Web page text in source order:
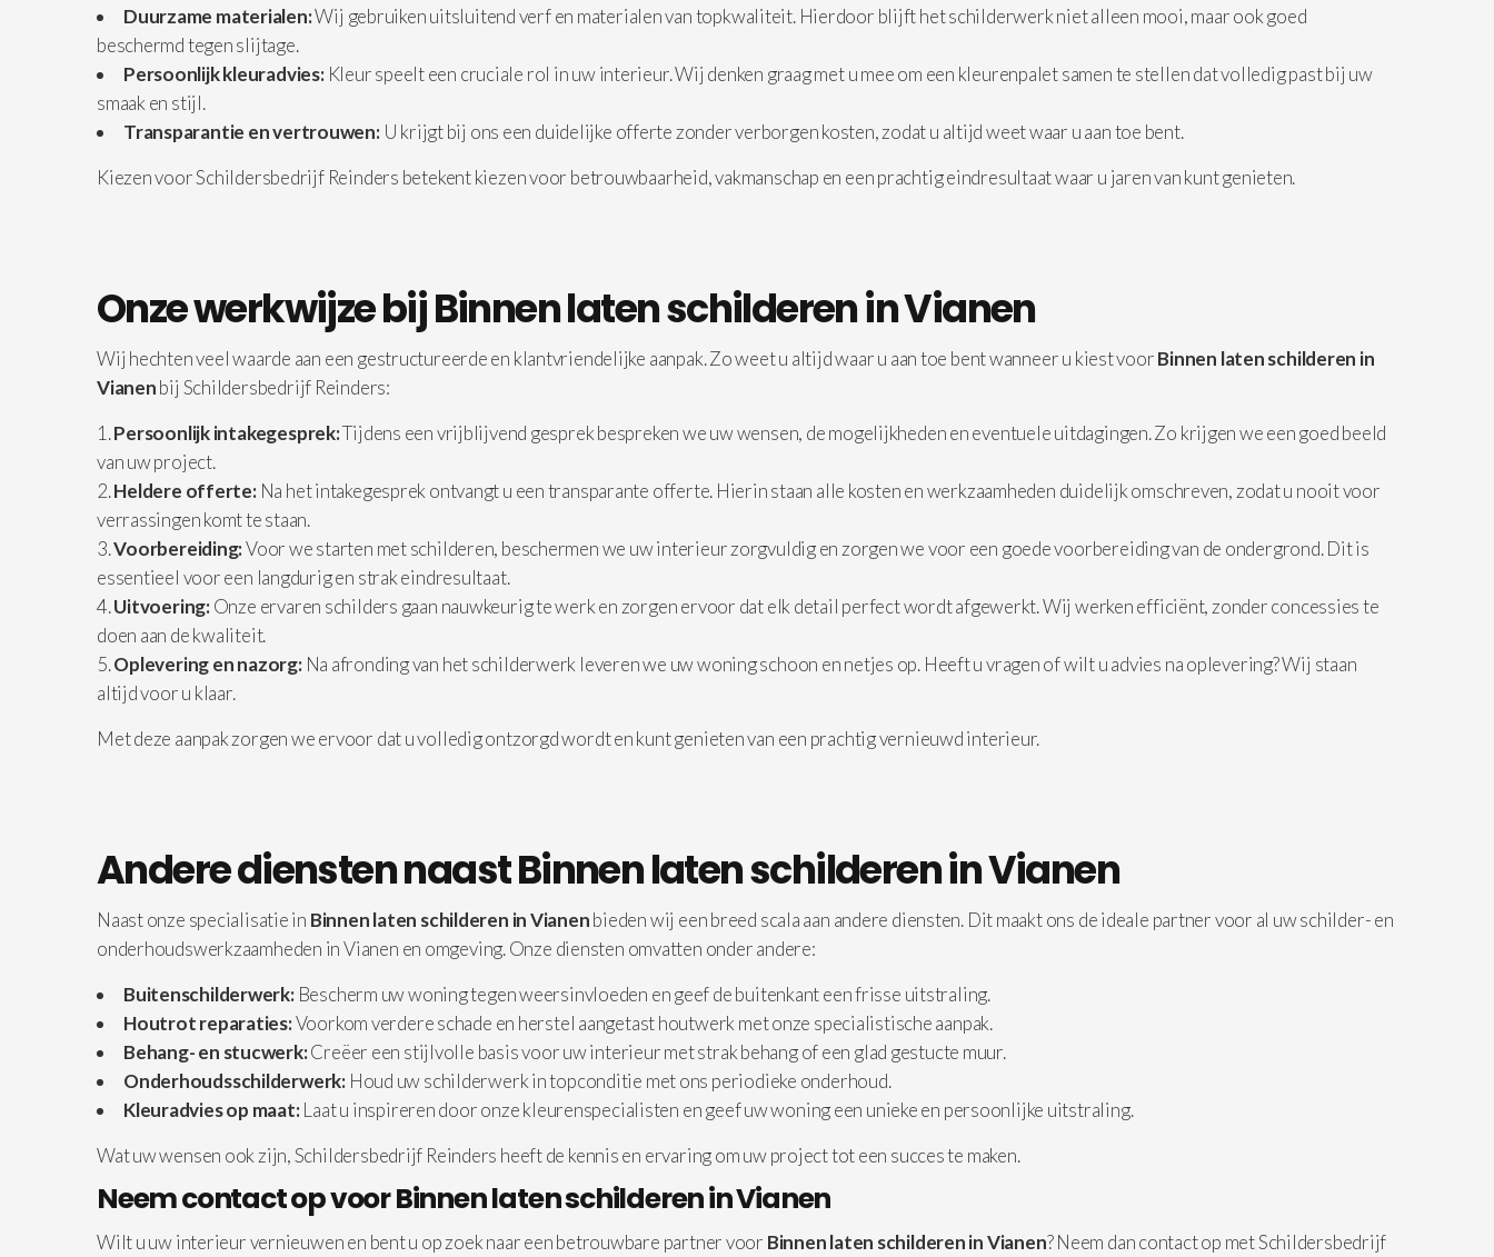
Duurzame materialen:Wij gebruiken uitsluitend verf en materialen van topkwaliteit. Hierdoor blijft het schilderwerk niet alleen mooi, maar ook goed
beschermd tegen slijtage.
Persoonlijk kleuradvies:Kleur speelt een cruciale rol in uw interieur. Wij denken graag met u mee om een kleurenpalet samen te stellen dat volledig past bij uw
smaak en stijl.
Transparantie en vertrouwen:U krijgt bij ons een duidelijke offerte zonder verborgen kosten, zodat u altijd weet waar u aan toe bent.
Kiezen voor Schildersbedrijf Reinders betekent kiezen voor betrouwbaarheid, vakmanschap en een prachtig eindresultaat waar u jaren van kunt genieten.
Onze werkwijze bij Binnen laten schilderen in Vianen
Wij hechten veel waarde aan een gestructureerde en klantvriendelijke aanpak. Zo weet u altijd waar u aan toe bent wanneer u kiest voorBinnen laten schilderen in
Vianenbij Schildersbedrijf Reinders:
Persoonlijk intakegesprek:Tijdens een vrijblijvend gesprek bespreken we uw wensen, de mogelijkheden en eventuele uitdagingen. Zo krijgen we een goed beeld
van uw project.
Heldere offerte:Na het intakegesprek ontvangt u een transparante offerte. Hierin staan alle kosten en werkzaamheden duidelijk omschreven, zodat u nooit voor
verrassingen komt te staan.
Voorbereiding:Voor we starten met schilderen, beschermen we uw interieur zorgvuldig en zorgen we voor een goede voorbereiding van de ondergrond. Dit is
essentieel voor een langdurig en strak eindresultaat.
Uitvoering:Onze ervaren schilders gaan nauwkeurig te werk en zorgen ervoor dat elk detail perfect wordt afgewerkt. Wij werken efficiënt, zonder concessies te
doen aan de kwaliteit.
Oplevering en nazorg:Na afronding van het schilderwerk leveren we uw woning schoon en netjes op. Heeft u vragen of wilt u advies na oplevering? Wij staan
altijd voor u klaar.
Met deze aanpak zorgen we ervoor dat u volledig ontzorgd wordt en kunt genieten van een prachtig vernieuwd interieur.
Andere diensten naast Binnen laten schilderen in Vianen
Naast onze specialisatie in Binnen laten schilderen in Vianenbieden wij een breed scala aan andere diensten. Dit maakt ons de ideale partner voor al uw schilder- en
onderhoudswerkzaamheden in Vianen en omgeving. Onze diensten omvatten onder andere:
Buitenschilderwerk:Bescherm uw woning tegen weersinvloeden en geef de buitenkant een frisse uitstraling.
Houtrot reparaties:Voorkom verdere schade en herstel aangetast houtwerk met onze specialistische aanpak.
Behang- en stucwerk:Creëer een stijlvolle basis voor uw interieur met strak behang of een glad gestucte muur.
Onderhoudsschilderwerk:Houd uw schilderwerk in topconditie met ons periodieke onderhoud.
Kleuradvies op maat:Laat u inspireren door onze kleurenspecialisten en geef uw woning een unieke en persoonlijke uitstraling.
Wat uw wensen ook zijn, Schildersbedrijf Reinders heeft de kennis en ervaring om uw project tot een succes te maken.
Neem contact op voor Binnen laten schilderen in Vianen
Wilt u uw interieur vernieuwen en bent u op zoek naar een betrouwbare partner voor Binnen laten schilderen in Vianen? Neem dan contact op met Schildersbedrijf